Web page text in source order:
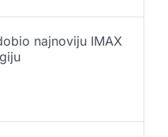
najnoviju IMAX